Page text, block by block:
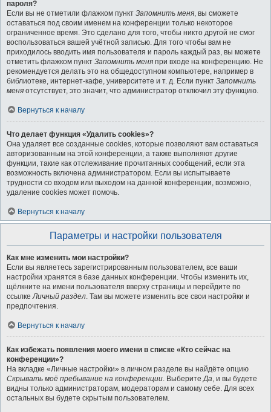
пароля?
Если вы не отметили флажком пункт Запомнить меня, вы сможете
оставаться под своим именем на конференции только некоторое
ограниченное время. Это сделано для того, чтобы никто другой не смог
воспользоваться вашей учётной записью. Для того чтобы вам не
приходилось вводить имя пользователя и пароль каждый раз, вы можете
отметить флажком пункт Запомнить меня при входе на конференцию. Не
рекомендуется делать это на общедоступном компьютере, например в
библиотеке, интернет-кафе, университете и т. д. Если пункт Запомнить
меня отсутствует, это значит, что администратор отключил эту функцию.
Вернуться к началу
Что делает функция «Удалить cookies»?
Она удаляет все созданные cookies, которые позволяют вам оставаться
авторизованным на этой конференции, а также выполняют другие
функции, такие как отслеживание прочитанных сообщений, если эта
возможность включена администратором. Если вы испытываете
трудности со входом или выходом на данной конференции, возможно,
удаление cookies может помочь.
Вернуться к началу
Параметры и настройки пользователя
Как мне изменить мои настройки?
Если вы являетесь зарегистрированным пользователем, все ваши
настройки хранятся в базе данных конференции. Чтобы изменить их,
щёлкните на имени пользователя вверху страницы и перейдите по
ссылкеЛичный раздел. Там вы можете изменить все свои настройки и
предпочтения.
Вернуться к началу
Как избежать появления моего имени в списке «Кто сейчас на
конференции»?
На вкладке «Личные настройки» в личном разделе вы найдёте опцию
Скрывать моё пребывание на конференции. ВыберитеДа, и вы будете
видны только администраторам, модераторам и самому себе. Для всех
остальных вы будете скрытым пользователем.